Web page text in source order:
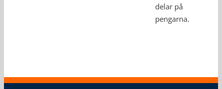
delar på
pengarna.